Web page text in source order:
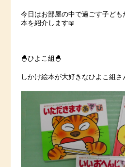
今日はお部屋の中で過ごす子ど
本を紹介します📖
🐣ひよこ組🐣
しかけ絵本が大好きなひよこ組さ